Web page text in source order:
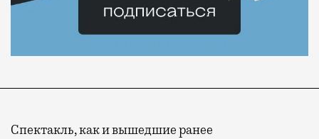
Спектакль, как и вышедшие ранее